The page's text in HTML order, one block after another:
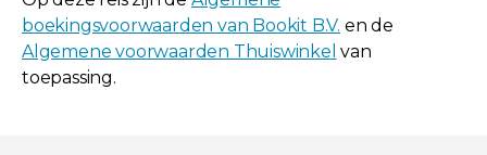
boekingsvoorwaarden van Bookit B.V. en de
Algemene voorwaarden Thuiswinkel van
toepassing.